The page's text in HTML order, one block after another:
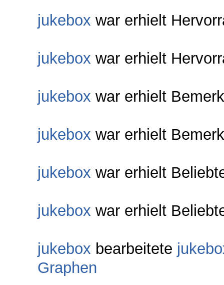
jukebox war erhielt
jukebox war erhielt
jukebox war erhielt
jukebox war erhielt
jukebox war erhielt
jukebox war erhielt
jukebox bearbeitete
Graphen